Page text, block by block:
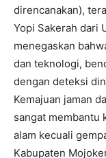
direncanakan),
Yopi Sakerah dari
menegaskan
dan teknologi,
dengan deteksi
Kemajuan jaman
sangat membantu
alam kecuali
Kabupaten